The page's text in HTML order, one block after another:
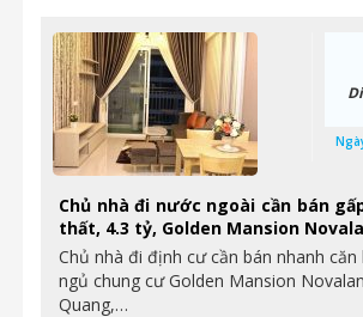
Chủ nhà đi nước ngoài cần bán
thất, 4.3 tỷ, Golden Mansion
Chủ nhà đi định cư cần bán nhanh căn
ngủ chung cư Golden Mansion
Quang,…